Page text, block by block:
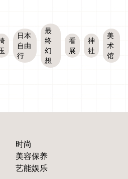
日本
自由
行
最
终
幻
想
看
展
神
社
美
术
馆
时尚
美容保养
艺能娱乐